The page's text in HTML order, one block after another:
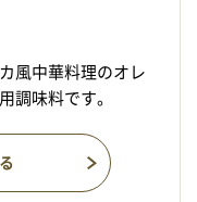
風中華料理のオレ
調味料です。